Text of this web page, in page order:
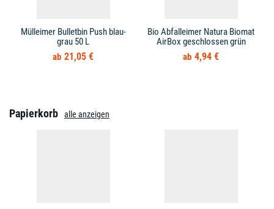
Mülleimer Bulletbin Push blau-
grau 50 L
21,05 €
Bio Abfalleimer Natura Biomat
AirBox geschlossen grün
4,94 €
Papierkorb alle anzeigen